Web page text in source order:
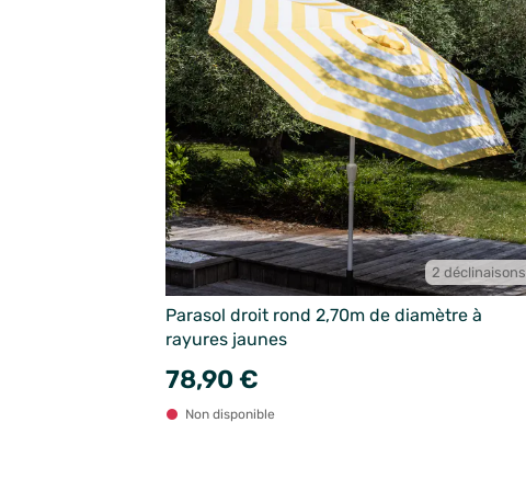
2 déclinaisons
Parasol droit rond 2,70m de diamètre à
rayures jaunes
78,90 €
Non disponible